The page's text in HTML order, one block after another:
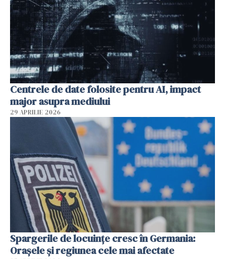
Centrele de date folosite pentru AI, impact
major asupra mediului
29 APRILIE 2026
Spargerile de locuințe cresc în Germania:
Orașele și regiunea cele mai afectate